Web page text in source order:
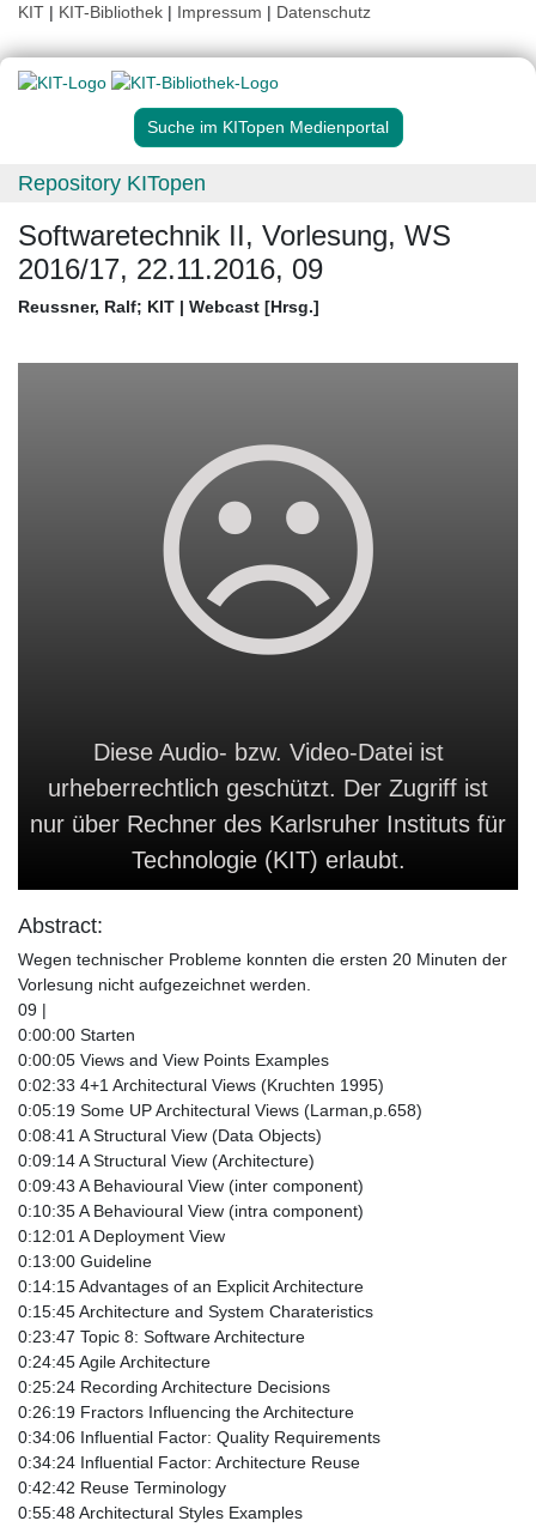
KIT | KIT-Bibliothek | Impressum | Datenschutz
Suche im KITopen Medienportal
Repository KITopen
Softwaretechnik II, Vorlesung, WS
2016/17, 22.11.2016, 09
Reussner, Ralf; KIT | Webcast [Hrsg.]
Diese Audio- bzw. Video-Datei ist
urheberrechtlich geschützt. Der Zugriff ist
nur über Rechner des Karlsruher Instituts für
Technologie (KIT) erlaubt.
Abstract:
Wegen technischer Probleme konnten die ersten 20 Minuten der
Vorlesung nicht aufgezeichnet werden.
09 |
0:00:00 Starten
0:00:05 Views and View Points Examples
0:02:33 4+1 Architectural Views (Kruchten 1995)
0:05:19 Some UP Architectural Views (Larman,p.658)
0:08:41 A Structural View (Data Objects)
0:09:14 A Structural View (Architecture)
0:09:43 A Behavioural View (inter component)
0:10:35 A Behavioural View (intra component)
0:12:01 A Deployment View
0:13:00 Guideline
0:14:15 Advantages of an Explicit Architecture
0:15:45 Architecture and System Charateristics
0:23:47 Topic 8: Software Architecture
0:24:45 Agile Architecture
0:25:24 Recording Architecture Decisions
0:26:19 Fractors Influencing the Architecture
0:34:06 Influential Factor: Quality Requirements
0:34:24 Influential Factor: Architecture Reuse
0:42:42 Reuse Terminology
0:55:48 Architectural Styles Examples